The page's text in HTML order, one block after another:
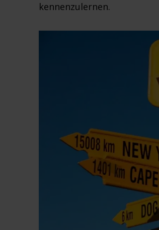
kennenzulernen.